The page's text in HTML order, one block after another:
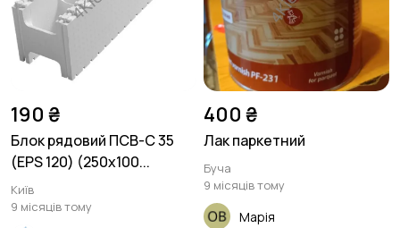
190 ₴
Блок рядовий ПСВ-С 35
(EPS 120) (250x100...
Київ
9 місяців тому
400 ₴
Лак паркетний
Буча
9 місяців тому
Марія